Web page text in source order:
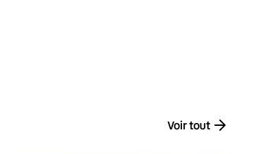
Voir tout